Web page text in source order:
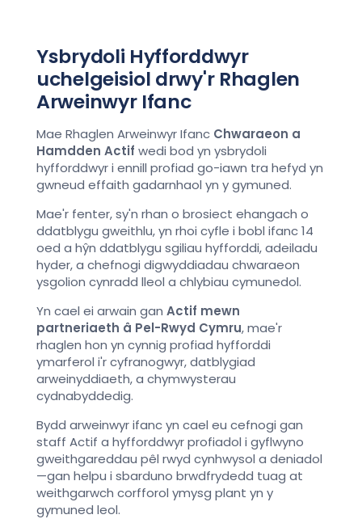
Ysbrydoli Hyfforddwyr
uchelgeisiol drwy'r Rhaglen
Arweinwyr Ifanc
Mae Rhaglen Arweinwyr Ifanc Chwaraeon a
Hamdden Actif wedi bod yn ysbrydoli
hyfforddwyr i ennill profiad go-iawn tra hefyd yn
gwneud effaith gadarnhaol yn y gymuned.
Mae'r fenter, sy'n rhan o brosiect ehangach o
ddatblygu gweithlu, yn rhoi cyfle i bobl ifanc 14
oed a hŷn ddatblygu sgiliau hyfforddi, adeiladu
hyder, a chefnogi digwyddiadau chwaraeon
ysgolion cynradd lleol a chlybiau cymunedol.
Yn cael ei arwain gan Actif mewn
partneriaeth â Pel-Rwyd Cymru, mae'r
rhaglen hon yn cynnig profiad hyfforddi
ymarferol i'r cyfranogwyr, datblygiad
arweinyddiaeth, a chymwysterau
cydnabyddedig.
Bydd arweinwyr ifanc yn cael eu cefnogi gan
staff Actif a hyfforddwyr profiadol i gyflwyno
gweithgareddau pêl rwyd cynhwysol a deniadol
—gan helpu i sbarduno brwdfrydedd tuag at
weithgarwch corfforol ymysg plant yn y
gymuned leol.